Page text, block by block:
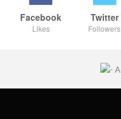
Facebook
Likes
Twitter
Followers